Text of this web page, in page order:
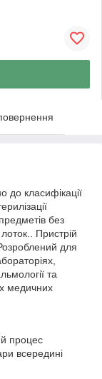
до класифікації
без
Пристрій
для
та
медичних
процес
всередині